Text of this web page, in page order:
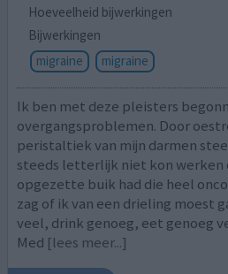
Hoeveelheid bijwerkingen
Bijwerkingen
migraine
migraine
Ik ben met deze pleisters
overgangsproblemen. Door
peristaltiek van mijn darmen
steeds letterlijk niet kon werken
opgezette buik had die heel
zag of ik van een drieling moest
veel, drink genoeg, eet genoeg
Med [lees meer...]